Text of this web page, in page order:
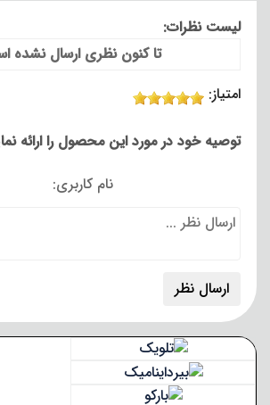
لیست نظرات:
تا کنون نظری ارسال نشده
امتیاز:
توصیه خود در مورد این محصول را ارائه
نام کاربری: